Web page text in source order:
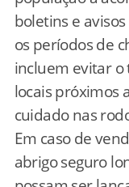
boletins e
os períodos de
incluem evitar o
locais próximos
cuidado nas
Em caso de
abrigo seguro